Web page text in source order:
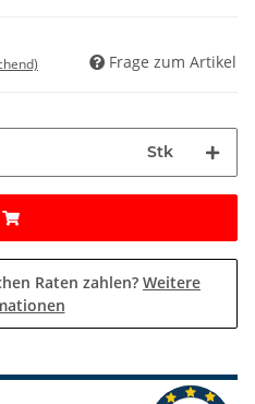
Frage zum Artikel
Stk
Raten zahlen? Weitere